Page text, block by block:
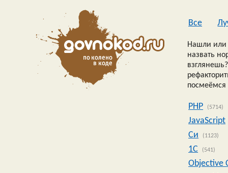
Все
Нашли или
назвать
посмеёмся
PHP (5714)
JavaScript
Си
(1123)
1C (541)
Objective